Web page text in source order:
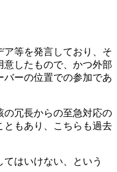
ア等を発言しており、そ
意したもので、かつ外部
バーの位置での参加であ
の冗長からの至急対応の
ともあり、こちらも過去
はいけない、という